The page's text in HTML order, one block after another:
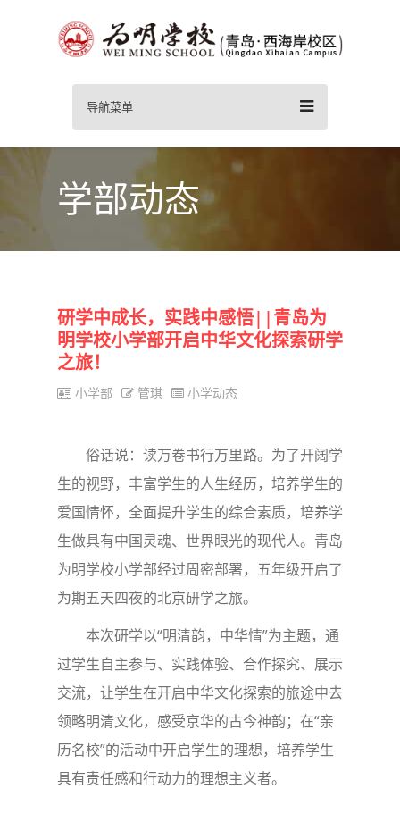
导航菜单
学部动态
研学中成长，实践中感悟||青岛为
明学校小学部开启中华文化探索研学
之旅！
小学部 管琪 小学动态
俗话说：读万卷书行万里路。为了开阔学
生的视野，丰富学生的人生经历，培养学生的
爱国情怀，全面提升学生的综合素质，培养学
生做具有中国灵魂、世界眼光的现代人。青岛
为明学校小学部经过周密部署，五年级开启了
为期五天四夜的北京研学之旅。
本次研学以“明清韵，中华情”为主题，通
过学生自主参与、实践体验、合作探究、展示
交流，让学生在开启中华文化探索的旅途中去
领略明清文化，感受京华的古今神韵；在“亲
历名校”的活动中开启学生的理想，培养学生
具有责任感和行动力的理想主义者。